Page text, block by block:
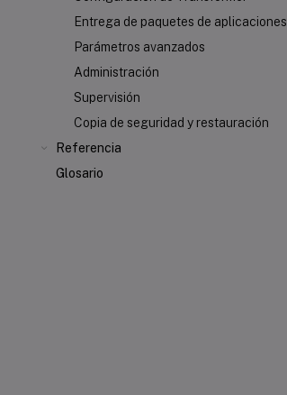
Entrega de paquetes de aplicaciones
Parámetros avanzados
Administración
Supervisión
Copia de seguridad y restauración
Referencia
Glosario